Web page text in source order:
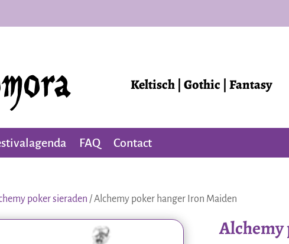
Keltisch | Gothic | Fantasy
FAQ Contact
poker sieraden / Alchemy poker hanger Iron Maiden
Alchemy